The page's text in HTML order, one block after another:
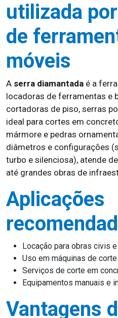
utilizada
de
móveis
A serra diamantada é a
locadoras de ferramentas e
cortadoras de piso, serras
ideal para cortes em
mármore e pedras
diâmetros e configurações
turbo e silenciosa), atende
até grandes obras de
Aplicações
Locação para obras civis
Uso em máquinas de
Serviços de corte em
Equipamentos manuais e
Vantagens